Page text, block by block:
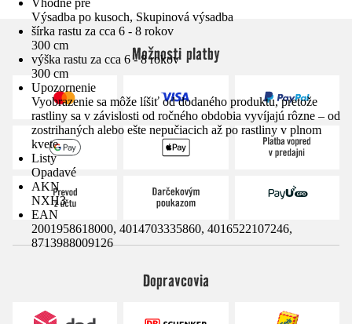
Vhodné pre
Výsadba po kusoch, Skupinová výsadba
šírka rastu za cca 6 - 8 rokov
300 cm
výška rastu za cca 6 - 8 rokov
300 cm
Upozornenie
Vyobrazenie sa môže líšiť od dodaného produktu, pretože
rastliny sa v závislosti od ročného obdobia vyvíjajú rôzne – od
zostrihaných alebo ešte nepučiacich až po rastliny v plnom
kvete.
Listy
Opadavé
AKN
NXH3
EAN
2001958618000, 4014703335860, 4016522107246,
8713988009126
Možnosti platby
Dopravcovia